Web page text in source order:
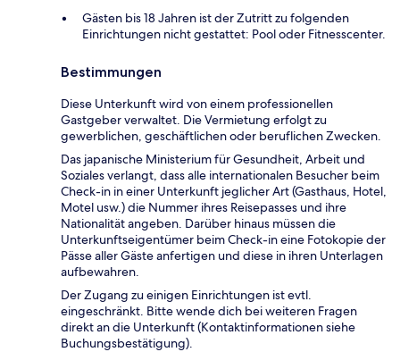
Gästen bis 18 Jahren ist der Zutritt zu folgenden
Einrichtungen nicht gestattet: Pool oder Fitnesscenter.
Bestimmungen
Diese Unterkunft wird von einem professionellen
Gastgeber verwaltet. Die Vermietung erfolgt zu
gewerblichen, geschäftlichen oder beruflichen Zwecken.
Das japanische Ministerium für Gesundheit, Arbeit und
Soziales verlangt, dass alle internationalen Besucher beim
Check-in in einer Unterkunft jeglicher Art (Gasthaus, Hotel,
Motel usw.) die Nummer ihres Reisepasses und ihre
Nationalität angeben. Darüber hinaus müssen die
Unterkunftseigentümer beim Check-in eine Fotokopie der
Pässe aller Gäste anfertigen und diese in ihren Unterlagen
aufbewahren.
Der Zugang zu einigen Einrichtungen ist evtl.
eingeschränkt. Bitte wende dich bei weiteren Fragen
direkt an die Unterkunft (Kontaktinformationen siehe
Buchungsbestätigung).